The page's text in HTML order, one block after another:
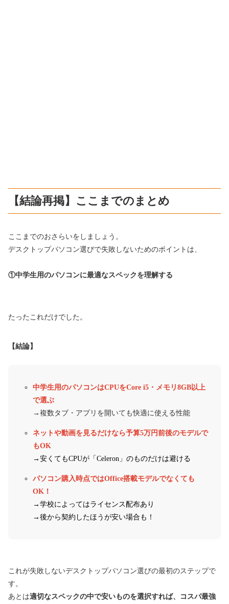
【結論再掲】ここまでのまとめ
ここまでのおさらいをしましょう。
デスクトップパソコン選びで失敗しないためのポイントは、
①中学生用のパソコンに最適なスペックを理解する
たったこれだけでした。
【結論】
中学生用のパソコンはCPUをCore i5・メモリ8GB以上
で選ぶ
→複数タブ・アプリを開いても快適に使える性能
ネットや動画を見るだけなら予算5万円前後のモデルで
もOK
→安くてもCPUが「Celeron」のものだけは避ける
パソコン購入時点ではOffice搭載モデルでなくても
OK！
→学校によってはライセンス配布あり
→後から契約したほうが安い場合も！
これが失敗しないデスクトップパソコン選びの最初のステップで
す。
あとは適切なスペックの中で安いものを選択すれば、コスパ最強